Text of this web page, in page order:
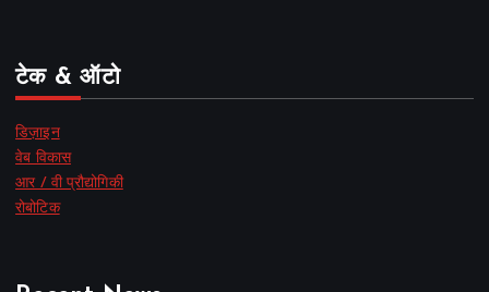
टेक & ऑटो
डिज़ाइन
वेब विकास
आर / वी प्रौद्योगिकी
रोबोटिक